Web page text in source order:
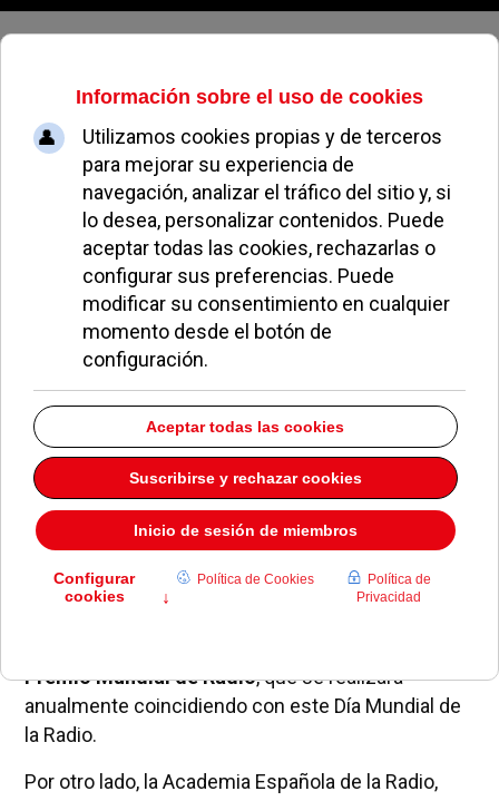
Domingo, 09 de agosto de 2026
La Academia Española de la Radio
impulsa la creación de un Comité
Internacional del Día de la Radio
ANGÉLICA MÉNDEZ NOTICIAS DE POZUELO 23 MAYO 2012
Tras la proclamación del
en el ámbito de Naciones Unidas y tras la
celebración del mismo el pasado13 de febrero,
la
Academia Española de la Radioha reunido a
varias organizaciones de radiodifusión de todo el
mundo para crear un Comité Internacional que se
encargue de promocionar esta festividad a través
de distintas actividades.
Premio Mundial de Radio, que se realizará
anualmente coincidiendo con este Día Mundial de
la Radio.
Por otro lado, la Academia Española de la Radio,